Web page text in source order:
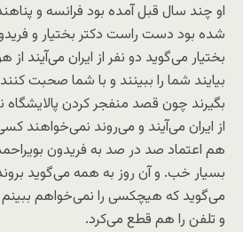
او چند سال قبل آمده بود فرانسه و
شده بود دست راست دکتر بختیار و
بختیار می‌گوید دو نفر از ایران می‌آیند از
بیایند شما را ببینند و با شما صحبت
بگیرند چون قصد منفجر کردن پالایشگاه
از ایران می‌آیند و می‌روند نمی‌خواهند
هم اعتماد صد در صد به فریدون
بسیار خب. و آن روز به همه می‌گوید
می‌گوید که هیچکسی را نمی‌خواهم
و تلفن را هم قطع می‌کرد.